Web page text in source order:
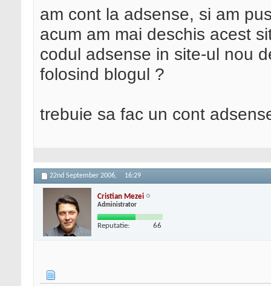
am cont la adsense, si am
acum am mai deschis acest
codul adsense in site-ul nou
folosind blogul ?
trebuie sa fac un cont
22nd September 2006, 16:29
Cristian Mezei
Administrator
Reputatie: 66